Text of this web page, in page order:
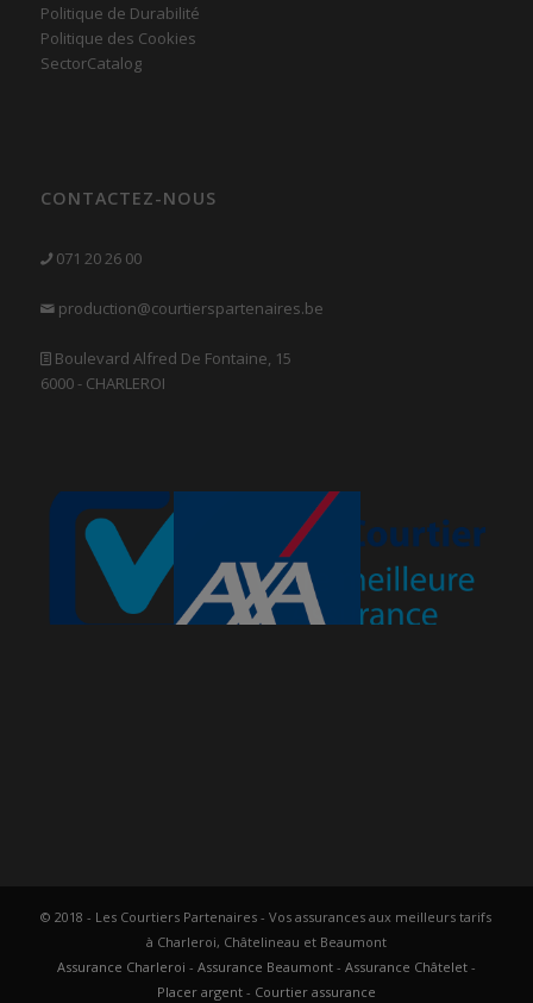
Politique de Durabilité
Politique des Cookies
SectorCatalog
CONTACTEZ-NOUS
071 20 26 00
production@courtierspartenaires.be
Boulevard Alfred De Fontaine, 15
6000 - CHARLEROI
© 2018 - Les Courtiers Partenaires - Vos assurances aux meilleurs tarifs
à Charleroi, Châtelineau et Beaumont
Assurance Charleroi - Assurance Beaumont- Assurance Châtelet-
Placer argent- Courtier assurance